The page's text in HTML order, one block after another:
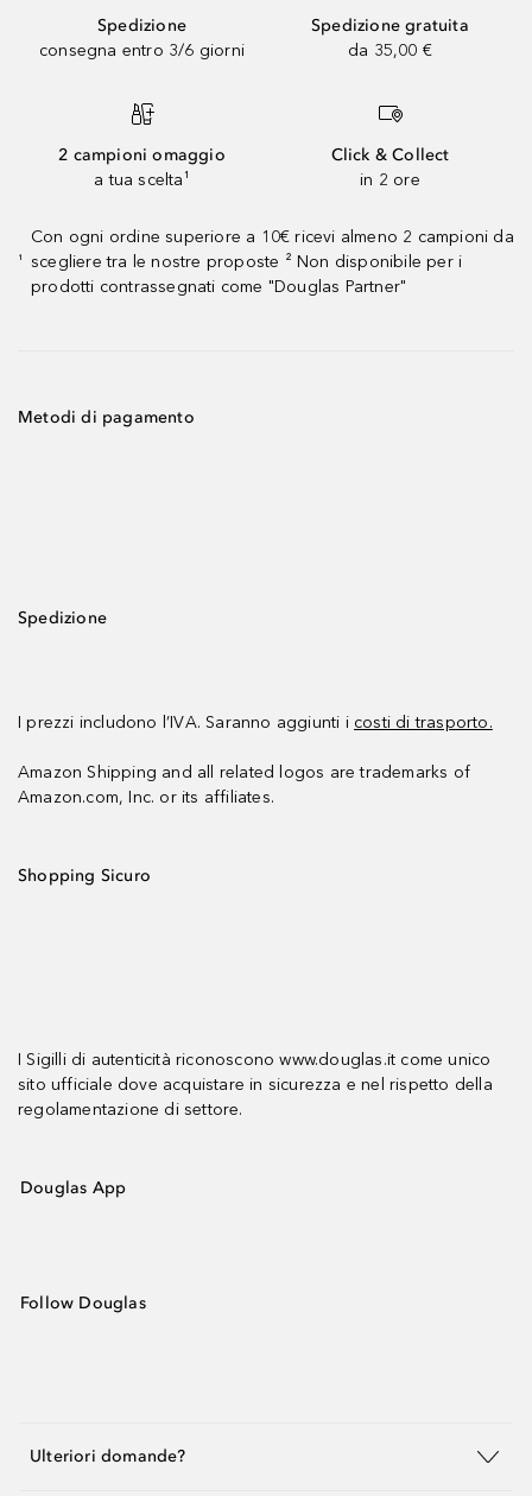
Spedizione
consegna entro 3/6 giorni
Spedizione gratuita
da 35,00 €
2 campioni omaggio
a tua scelta¹
Click & Collect
in 2 ore
¹
Con ogni ordine superiore a 10€ ricevi almeno 2 campioni da
scegliere tra le nostre proposte ² Non disponibile per i
prodotti contrassegnati come "Douglas Partner"
Metodi di pagamento
Spedizione
I prezzi includono l’IVA. Saranno aggiunti i costi di trasporto.
Amazon Shipping and all related logos are trademarks of
Amazon.com, Inc. or its affiliates.
Shopping Sicuro
I Sigilli di autenticità riconoscono www.douglas.it come unico
sito ufficiale dove acquistare in sicurezza e nel rispetto della
regolamentazione di settore.
Douglas App
Follow Douglas
Ulteriori domande?